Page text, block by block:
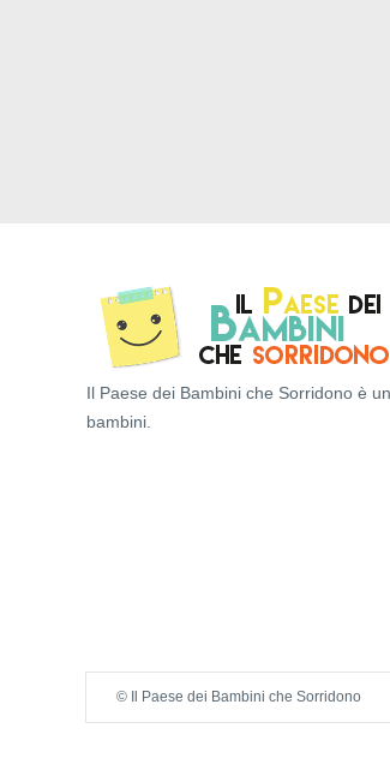
Il Paese dei Bambini che Sorridono è
bambini.
© Il Paese dei Bambini che Sorridono